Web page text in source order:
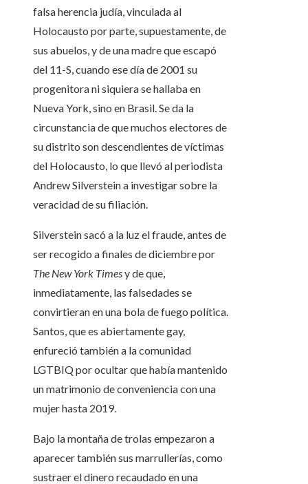
falsa herencia judía, vinculada al
Holocausto por parte, supuestamente, de
sus abuelos, y de una madre que escapó
del 11-S, cuando ese día de 2001 su
progenitora ni siquiera se hallaba en
Nueva York, sino en Brasil. Se da la
circunstancia de que muchos electores de
su distrito son descendientes de víctimas
del Holocausto, lo que llevó al periodista
Andrew Silverstein a investigar sobre la
veracidad de su filiación.
Silverstein sacó a la luz el fraude, antes de
ser recogido a finales de diciembre por
The New York Timesy de que,
inmediatamente, las falsedades se
convirtieran en una bola de fuego política.
Santos, que es abiertamente gay,
enfureció también a la comunidad
LGTBIQ por ocultar que había mantenido
un matrimonio de conveniencia con una
mujer hasta 2019.
Bajo la montaña de trolas empezaron a
aparecer también sus marrullerías, como
sustraer el dinero recaudado en una